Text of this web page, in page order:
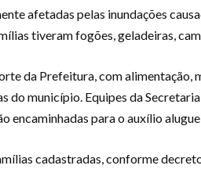
afetadas pelas inundações
tiveram fogões, geladeiras,
da Prefeitura, com alimentação,
do município. Equipes da
encaminhadas para o auxílio
cadastradas, conforme